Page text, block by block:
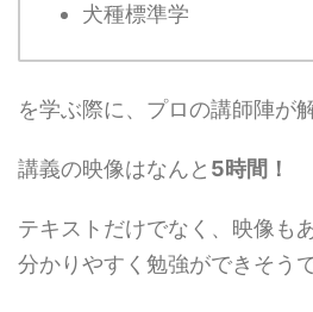
犬種標準学
を学ぶ際に、プロの講師陣が
講義の映像はなんと 5時間！
テキストだけでなく、映像も
分かりやすく勉強ができそうで